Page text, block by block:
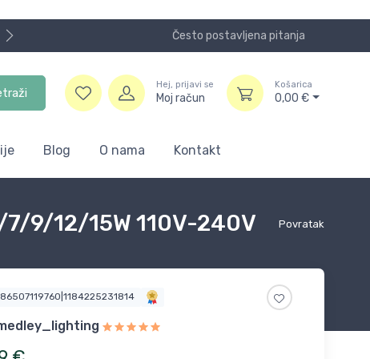
Često postavljena pitanja
Hej, prijavi se
Moj račun
Košarica
0,00 €
Blog O nama Kontakt
Povratak
9/12/15W 110V-240V